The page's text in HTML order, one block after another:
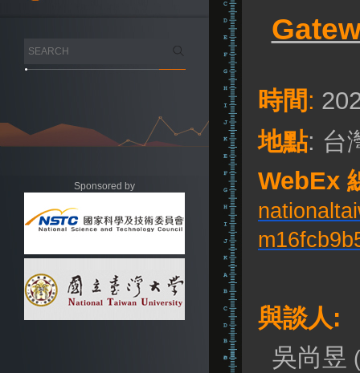
Sponsored by
時間:
地點: 台
WebEx
與談人:
吳尚昱 (